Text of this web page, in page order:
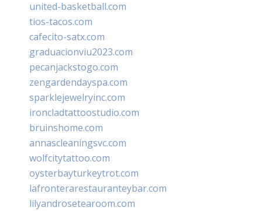
united-basketball.com
tios-tacos.com
cafecito-satx.com
graduacionviu2023.com
pecanjackstogo.com
zengardendayspa.com
sparklejewelryinc.com
ironcladtattoostudio.com
bruinshome.com
annascleaningsvc.com
wolfcitytattoo.com
oysterbayturkeytrot.com
lafronterarestauranteybar.com
lilyandrosetearoom.com